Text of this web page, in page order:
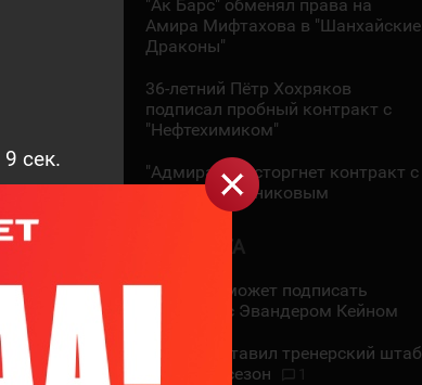
7 сек.
"Ак Барс" обменял права на
Амира Мифтахова в "Шанхайские
Драконы"
36-летний Пётр Хохряков
подписал пробный контракт с
"Нефтехимиком"
"Адмирал" расторгнет контракт с
Никитой Сошниковым
4 АВГУСТА
"Ак Барс" может подписать
контракт с Эвандером Кейном
СКА представил тренерский штаб
на новый сезон